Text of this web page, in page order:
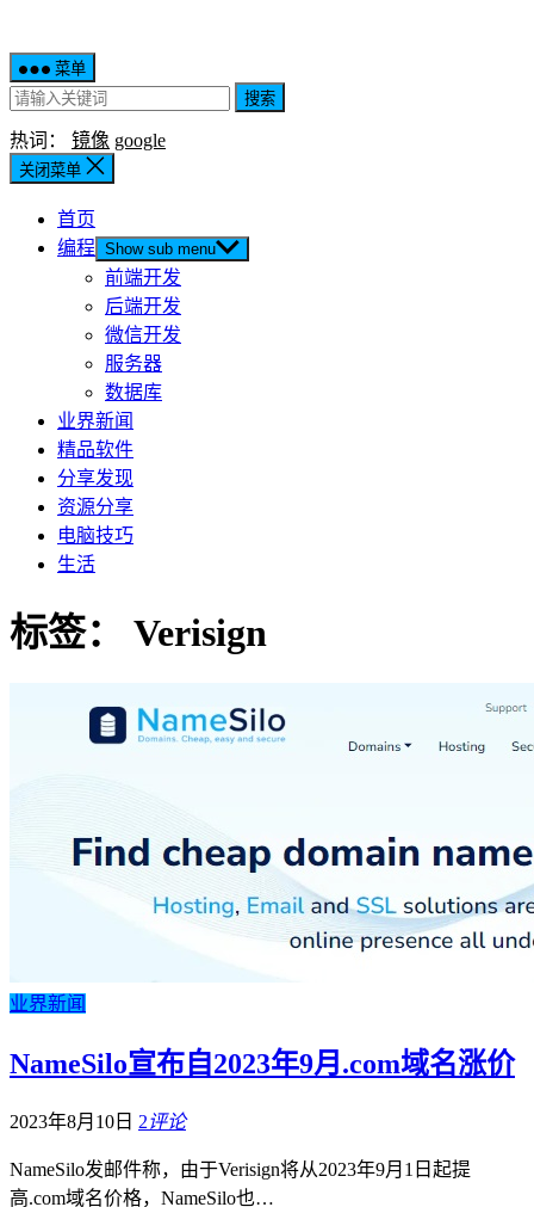
菜单
搜索
热词： 镜像 google
关闭菜单
首页
编程 Show sub menu
前端开发
后端开发
微信开发
服务器
数据库
业界新闻
精品软件
分享发现
资源分享
电脑技巧
生活
标签： Verisign
业界新闻
NameSilo宣布自2023年9月.com域名涨价
2023年8月10日 2评论
NameSilo发邮件称，由于Verisign将从2023年9月1日起提
高.com域名价格，NameSilo也…